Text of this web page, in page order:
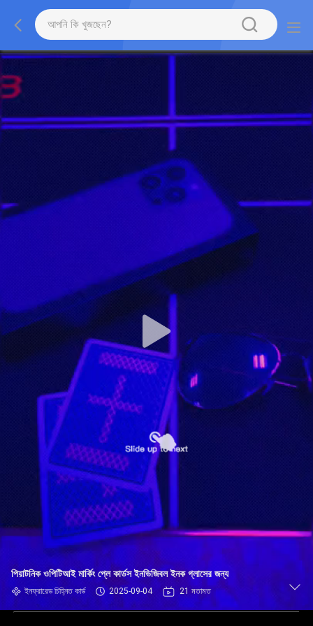
পিয়াটনিক ওপিটিআই মার্কিং প্লে কার্ডস ইনভিজিবল ইনক গ্লাসের জন্য
ইনফ্রারেড চিহ্নিত কার্ড 2025-09-04 21 মতামত